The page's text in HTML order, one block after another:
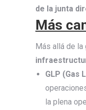
de la junta
Más
Más allá de la
GLP (Gas
la plena